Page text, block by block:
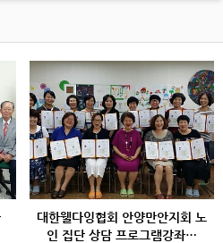
대한웰다잉협회 안양만안지회 노
인 집단 상담 프로그램강좌…